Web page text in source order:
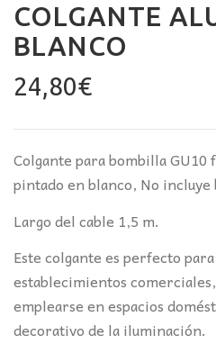
COLGANTE
BLANCO
24,80€
Colgante para bombilla
pintado en blanco, No incluye
Largo del cable 1,5 m.
Este colgante es perfecto
establecimientos
emplearse en espacios
decorativo de la iluminación.